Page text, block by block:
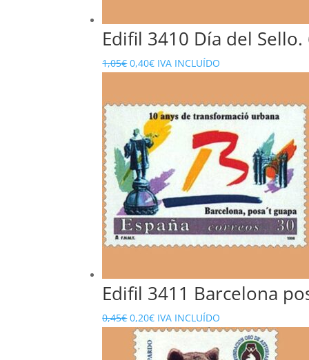
Edifil 3410 Día del
1,05€El
era:
1,05€.
0,40€El
es:
0,40€.
IVA INCLUÍDO
Edifil 3411 Barcelona
0,45€El
precio
original
0,20€El
precio
actual
IVA INCLUÍDO